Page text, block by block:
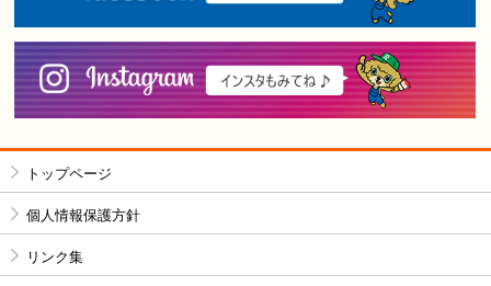
トップページ
個人情報保護方針
リンク集